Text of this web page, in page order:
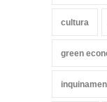
cultura
green